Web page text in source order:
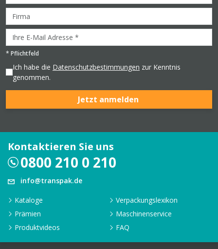
* Pflichtfeld
Ich habe die Datenschutzbestimmungen zur Kenntnis
genommen.
Jetzt anmelden
Kontaktieren Sie uns
0800 210 0 210
info@transpak.de
Kataloge
Verpackungslexikon
Prämien
Maschinenservice
Produktvideos
FAQ